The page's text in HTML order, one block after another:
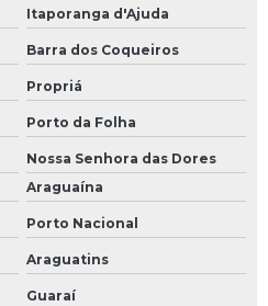
Itaporanga d'Ajuda
Barra dos Coqueiros
Propriá
Porto da Folha
Nossa Senhora das Dores
Araguaína
Porto Nacional
Araguatins
Guaraí